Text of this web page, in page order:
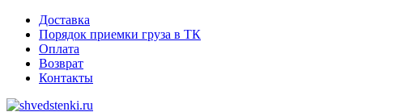
Доставка
Порядок приемки груза в ТК
Оплата
Возврат
Контакты